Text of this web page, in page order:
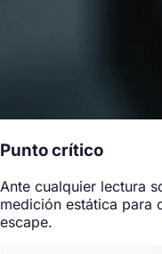
Punto crítico
Ante cualquier lectura
medición estática para
escape.